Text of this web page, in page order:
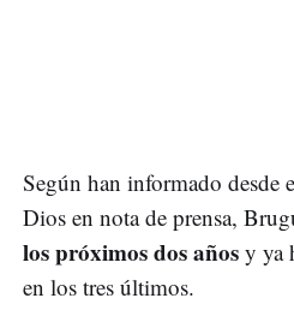
Según han informado desde
Dios en nota de prensa,
los próximos dos años y ya
en los tres últimos.